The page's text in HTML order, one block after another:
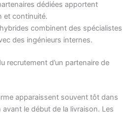
dédiées apportent
et continuité.
combinent des spécialistes
des ingénieurs internes.
recrutement d’un partenaire de
apparaissent souvent tôt dans
le début de la livraison. Les